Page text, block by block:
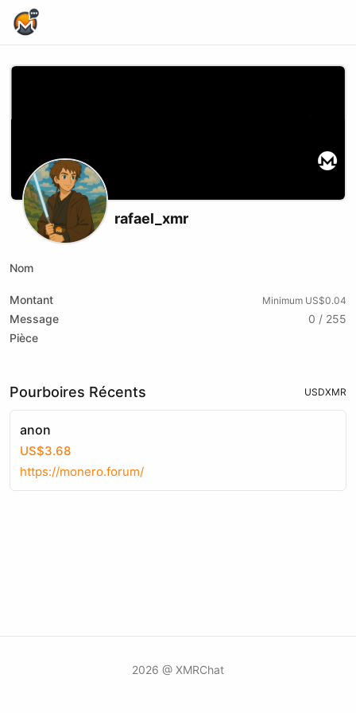
rafael_xmr
Nom
Montant Minimum US$0.04
Message
0 / 255
Pièce
Pourboires Récents USDXMR
anon
US$3.68
https://monero.forum/
2026 @ XMRChat